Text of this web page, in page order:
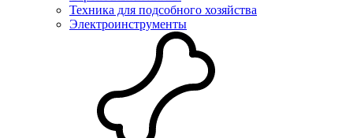
Техника для подсобного хозяйства
Электроинструменты